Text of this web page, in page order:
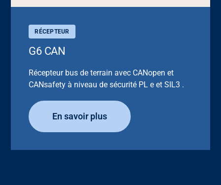
RÉCEPTEUR
G6 CAN
Récepteur bus de terrain avec CANopen et
CANsafety à niveau de sécurité PL e et SIL3 .
En savoir plus